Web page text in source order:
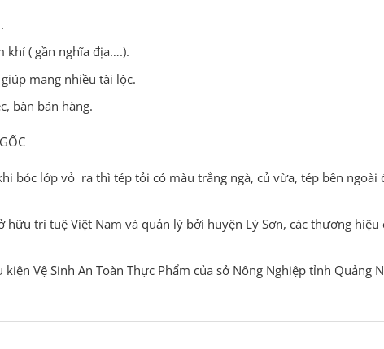
khí ( gần nghĩa địa….).
mang nhiều tài lộc.
bàn bán hàng.
bóc lớp vỏ ra thì tép tỏi có màu trắng ngà, củ vừa, tép bên
trí tuệ Việt Nam và quản lý bởi huyện Lý Sơn, các thương
Vệ Sinh An Toàn Thực Phẩm của sở Nông Nghiệp tỉnh Quảng